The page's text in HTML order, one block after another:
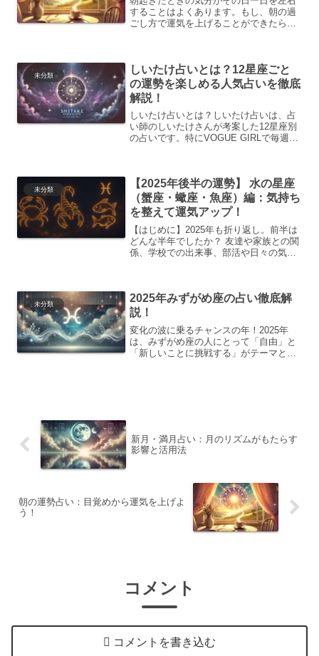
することはよくあります。もし、朝の過
ごし方で運気を上げることができたら、
かりやすく紹介します！朝...
未分類
しいたけ占いとは？12星座ごと
の運勢を楽しめる人気占いを徹底
解説！
しいたけ占いとは？しいたけ占いは、占
い師のしいたけさんが考案した12星座別
の占いです。特にVOGUE GIRLで毎週月
たけ占い...
未分類
【2025年後半の運勢】 水の星座
（蟹座・蠍座・魚座）編：気持ち
を整えて運気アップ！
【はじめに】2025年も折り返し。前半は
どんな半年でしたか？ 友達や家族との関
係、学校での出来事、部活や日々の気持
座）の皆さんに向けて...
未分類
2025年みずがめ座の占い徹底解
説！
変化の波に乗るチャンスの年！2025年
は、みずがめ座の人にとって「自由」と
「新しいことに挑戦する」がテーマとな
新月・満月占い：月のリズムがもたらす
影響と活用法
朝の運勢占い：目覚めから運気を上げよ
う！
コメント
コメントを書き込む